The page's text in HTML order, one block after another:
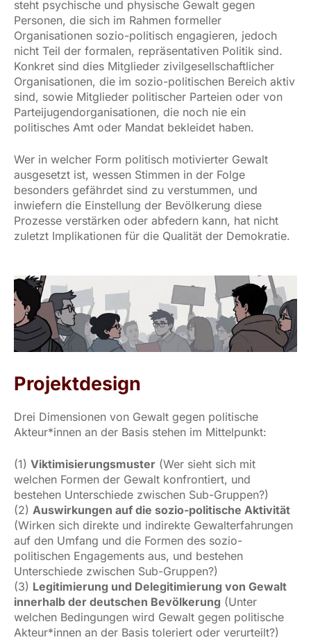
steht psychische und physische Gewalt gegen
Personen, die sich im Rahmen formeller
Organisationen sozio-politisch engagieren, jedoch
nicht Teil der formalen, repräsentativen Politik sind.
Konkret sind dies Mitglieder zivilgesellschaftlicher
Organisationen, die im sozio-politischen Bereich aktiv
sind, sowie Mitglieder politischer Parteien oder von
Parteijugendorganisationen, die noch nie ein
politisches Amt oder Mandat bekleidet haben.
Wer in welcher Form politisch motivierter Gewalt
ausgesetzt ist, wessen Stimmen in der Folge
besonders gefährdet sind zu verstummen, und
inwiefern die Einstellung der Bevölkerung diese
Prozesse verstärken oder abfedern kann, hat nicht
zuletzt Implikationen für die Qualität der Demokratie.
Projektdesign
Drei Dimensionen von Gewalt gegen politische
Akteur*innen an der Basis stehen im Mittelpunkt:
(1) Viktimisierungsmuster (Wer sieht sich mit
welchen Formen der Gewalt konfrontiert, und
bestehen Unterschiede zwischen Sub-Gruppen?)
(2) Auswirkungen auf die sozio-politische Aktivität
(Wirken sich direkte und indirekte Gewalterfahrungen
auf den Umfang und die Formen des sozio-
politischen Engagements aus, und bestehen
Unterschiede zwischen Sub-Gruppen?)
(3) Legitimierung und Delegitimierung von Gewalt
innerhalb der deutschen Bevölkerung (Unter
welchen Bedingungen wird Gewalt gegen politische
Akteur*innen an der Basis toleriert oder verurteilt?)